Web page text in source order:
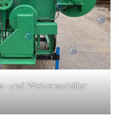
und Weizenschäler